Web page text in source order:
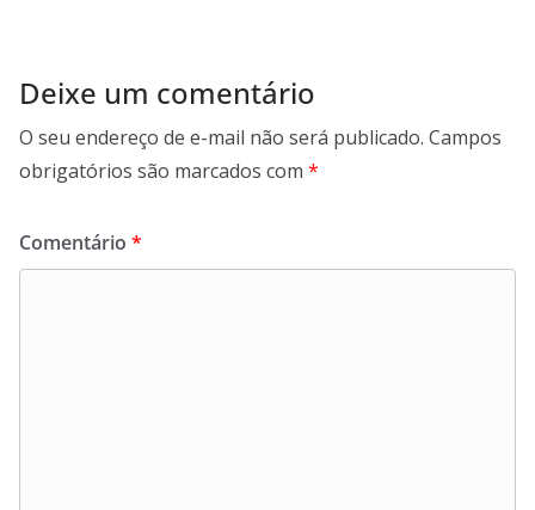
Deixe um comentário
O seu endereço de e-mail não será publicado. Campos
obrigatórios são marcados com *
Comentário *